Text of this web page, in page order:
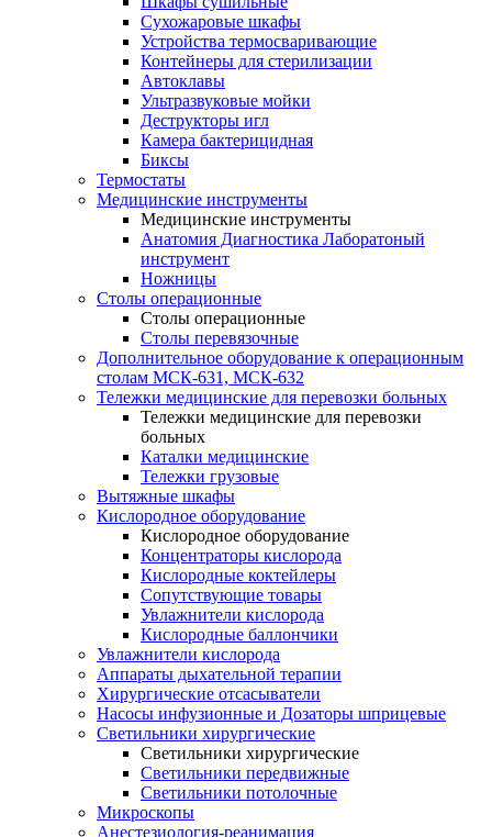
Сухожаровые шкафы
Устройства термосваривающие
Контейнеры для стерилизации
Автоклавы
Ультразвуковые мойки
Деструкторы игл
Камера бактерицидная
Биксы
Термостаты
Медицинские инструменты
Медицинские инструменты
Анатомия Диагностика Лаборатоный
инструмент
Ножницы
Столы операционные
Столы операционные
Столы перевязочные
Дополнительное оборудование к операционным
столам МСК-631, МСК-632
Тележки медицинские для перевозки больных
Тележки медицинские для перевозки
больных
Каталки медицинские
Тележки грузовые
Вытяжные шкафы
Кислородное оборудование
Кислородное оборудование
Концентраторы кислорода
Кислородные коктейлеры
Сопутствующие товары
Увлажнители кислорода
Кислородные баллончики
Увлажнители кислорода
Аппараты дыхательной терапии
Хирургические отсасыватели
Насосы инфузионные и Дозаторы шприцевые
Светильники хирургические
Светильники хирургические
Светильники передвижные
Светильники потолочные
Микроскопы
Анестезиология-реанимация